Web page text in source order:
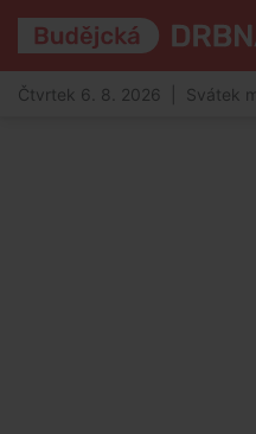
Čtvrtek 6. 8. 2026 | Svátek